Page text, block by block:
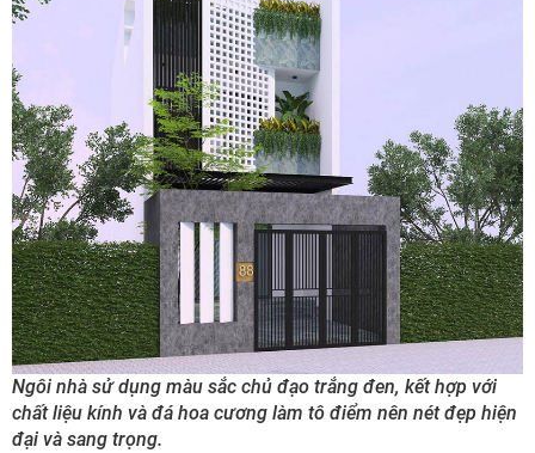
Ngôi nhà sử dụng màu sắc chủ đạo trắng đen, kết hợp với
chất liệu kính và đá hoa cương làm tô điểm nên nét đẹp hiện
đại và sang trọng.